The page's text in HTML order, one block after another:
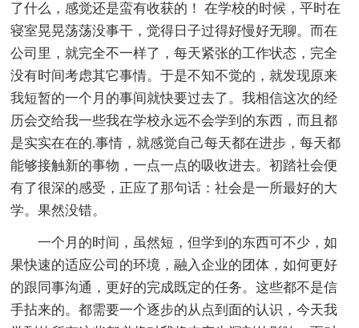
了什么，感觉还是蛮有收获的！ 在学校的时候，平时在
寝室晃晃荡荡没事干，觉得日子过得好慢好无聊。而在
公司里，就完全不一样了，每天紧张的工作状态，完全
没有时间考虑其它事情。于是不知不觉的，就发现原来
我短暂的一个月的事间就快要过去了。我相信这次的经
历会交给我一些我在学校永远不会学到的东西，而且都
是实实在在的.事情，就感觉自己每天都在进步，每天都
能够接触新的事物，一点一点的吸收进去。初踏社会便
有了很深的感受，正应了那句话：社会是一所最好的大
学。果然没错。
一个月的时间，虽然短，但学到的东西可不少，如
果快速的适应公司的环境，融入企业的团体，如何更好
的跟同事沟通，更好的完成既定的任务。这些都不是信
手拈来的。都需要一个逐步的从点到面的认识，今天我